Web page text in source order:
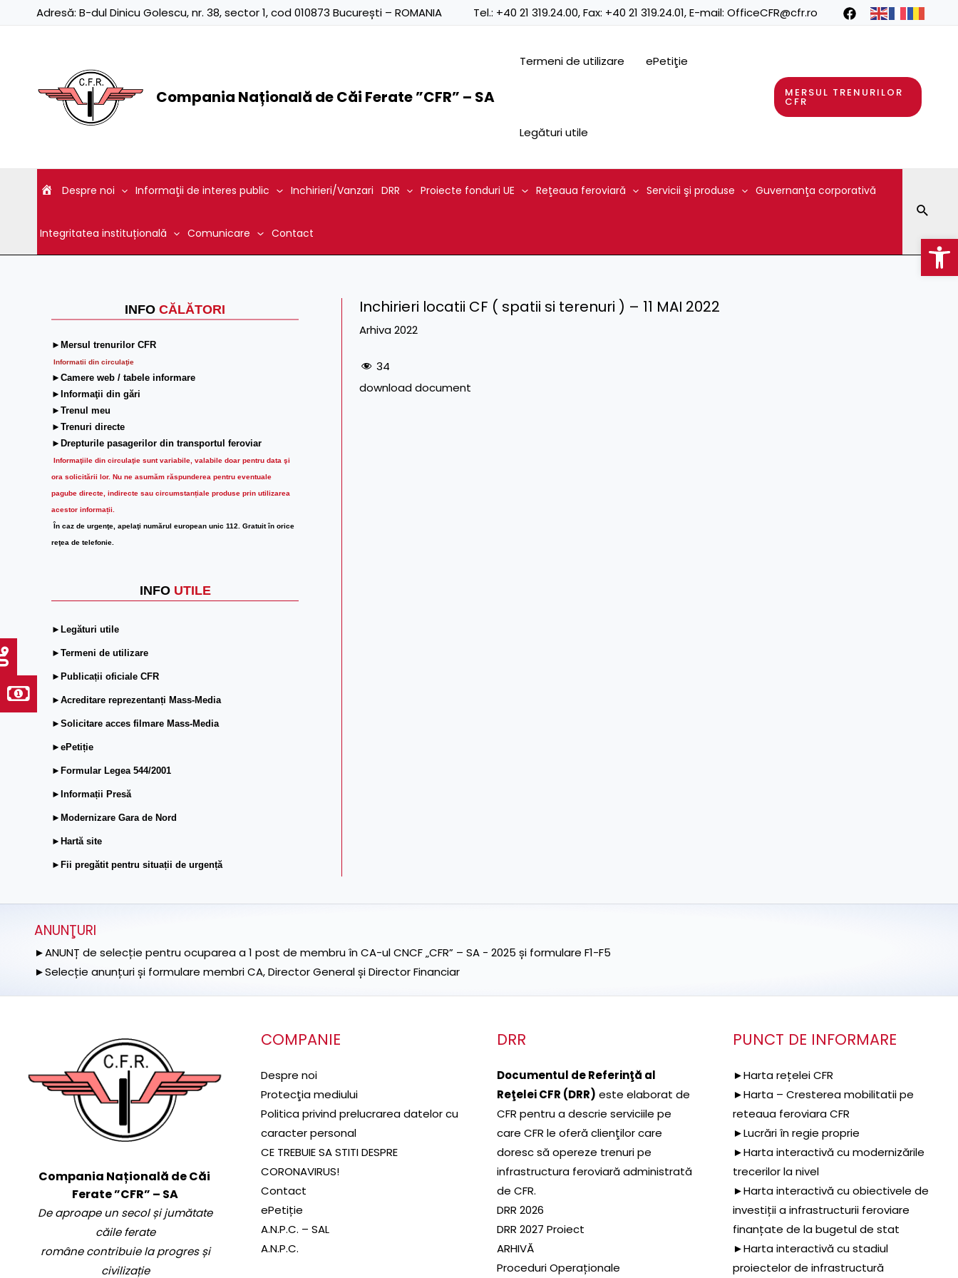
Adresă: B-dul Dinicu Golescu, nr. 38, sector 1, cod 010873 București – ROMANIA Tel.: +40 21 319.24.00, Fax: +40 21 319.24.01, E-mail: OfficeCFR@cfr.ro
Compania Națională de Căi Ferate ”CFR” – SA
Termeni de utilizare ePetiţie
Legături utile
MERSUL TRENURILOR
CFR
Despre noi Informaţii de interes public Inchirieri/Vanzari DRR Proiecte fonduri UE Reţeaua feroviară Servicii şi produse Guvernanţa corporativă
Integritatea instituțională Comunicare Contact
INFO CĂLĂTORI
►Mersul trenurilor CFR
Informatii din circulaţie
►Camere web / tabele informare
►Informaţii din gări
►Trenul meu
►Trenuri directe
►Drepturile pasagerilor din transportul feroviar
Informaţiile din circulaţie sunt variabile, valabile doar pentru data şi
ora solicitării lor. Nu ne asumăm răspunderea pentru eventuale
pagube directe, indirecte sau circumstanțiale produse prin utilizarea
acestor informații.
În caz de urgenţe, apelaţi numărul european unic 112. Gratuit în orice
reţea de telefonie.
INFO UTILE
►Legături utile
►Termeni de utilizare
►Publicații oficiale CFR
►Acreditare reprezentanți Mass-Media
►Solicitare acces filmare Mass-Media
►ePetiție
►Formular Legea 544/2001
►Informații Presă
►Modernizare Gara de Nord
►Hartă site
►Fii pregătit pentru situații de urgență
Inchirieri locatii CF ( spatii si terenuri ) – 11 MAI 2022
Arhiva 2022
34
download document
ANUNŢURI
►ANUNȚ de selecție pentru ocuparea a 1 post de membru în CA-ul CNCF „CFR” – SA - 2025 și formulare F1-F5
►Selecție anunțuri și formulare membri CA, Director General și Director Financiar
Compania Națională de Căi
Ferate ”CFR” – SA
De aproape un secol și jumătate
căile ferate
române contribuie la progres și
civilizație
COMPANIE
Despre noi
Protecţia mediului
Politica privind prelucrarea datelor cu
caracter personal
CE TREBUIE SA STITI DESPRE
CORONAVIRUS!
Contact
ePetiție
A.N.P.C. – SAL
A.N.P.C.
DRR
Documentul de Referinţă al
Reţelei CFR (DRR) este elaborat de
CFR pentru a descrie serviciile pe
care CFR le oferă clienţilor care
doresc să opereze trenuri pe
infrastructura feroviară administrată
de CFR.
DRR 2026
DRR 2027 Proiect
ARHIVĂ
Proceduri Operaționale
PUNCT DE INFORMARE
►Harta rețelei CFR
►Harta – Cresterea mobilitatii pe
reteaua feroviara CFR
►Lucrări în regie proprie
►Harta interactivă cu modernizările
trecerilor la nivel
►Harta interactivă cu obiectivele de
investiții a infrastructurii feroviare
finanțate de la bugetul de stat
►Harta interactivă cu stadiul
proiectelor de infrastructură